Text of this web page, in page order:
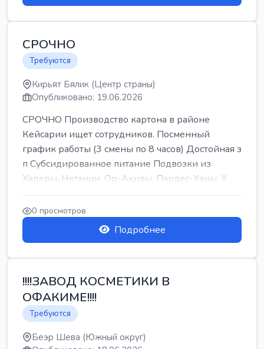
СРОЧНО
Требуются
Кирьят Бялик (Центр страны)
Опубликовано: 19.06.2026
СРОЧНО Производство картона в районе
Кейсарии ищет сотрудников. Посменный
график работы (3 смены по 8 часов) Достойная з
п Субсидированное питание Подвозки из
Хадеры, Нетании, Ор-Акивы, Пардес-Ханы, Х...
0 просмотров
Подробнее
!!!!ЗАВОД КОСМЕТИКИ В
ОФАКИМЕ!!!!
Требуются
Беэр Шева (Южный округ)